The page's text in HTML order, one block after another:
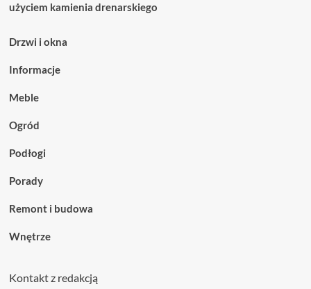
użyciem kamienia drenarskiego
Drzwi i okna
Informacje
Meble
Ogród
Podłogi
Porady
Remont i budowa
Wnętrze
Kontakt z redakcją